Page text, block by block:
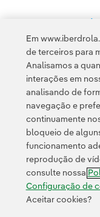
Esta página é
Privacidadee
Contato Clientes
Transparência no uso da IA
Em
de terceiros para
Analisamos a
interações em
analisando de
navegação e
continuamente
bloqueio de
funcionamento
reprodução de
consulte nossa
Configuração de
Aceitar cookies?